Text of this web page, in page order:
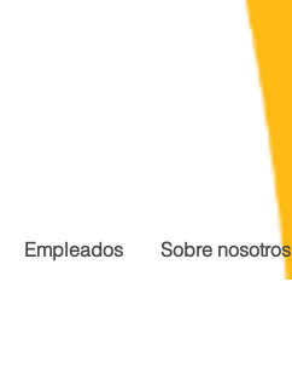
Empleados Sobre nosotros